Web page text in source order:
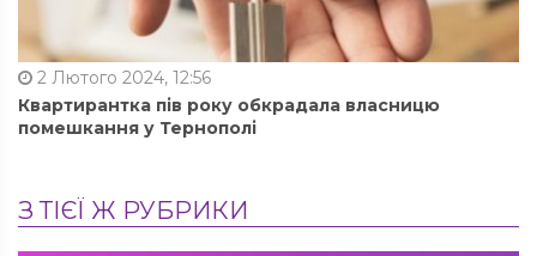
2 Лютого 2024, 12:56
Квартирантка пів року обкрадала власницю
помешкання у Тернополі
З ТІЄЇ Ж РУБРИКИ